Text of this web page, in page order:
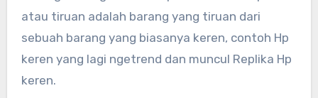
atau tiruan adalah barang yang tiruan dari
sebuah barang yang biasanya keren, contoh Hp
keren yang lagi ngetrend dan muncul Replika Hp
keren.